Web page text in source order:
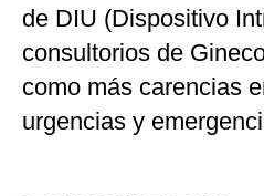
de DIU (Dispositivo
consultorios de
como más carencias
urgencias y